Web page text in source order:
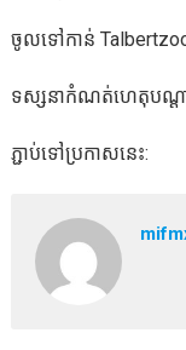
ចូលទៅកាន់
ទស្សនាកំណត់ហេតុបណ្ដ
ភ្ជាប់ទៅប្រកាសនេះ: